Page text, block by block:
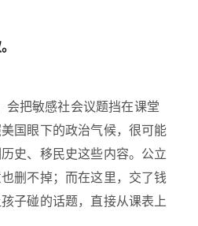
把敏感社会议题挡在课堂
国眼下的政治气候，很可能
史、移民史这些内容。公立
删不掉；而在这里，交了钱
子碰的话题，直接从课表上